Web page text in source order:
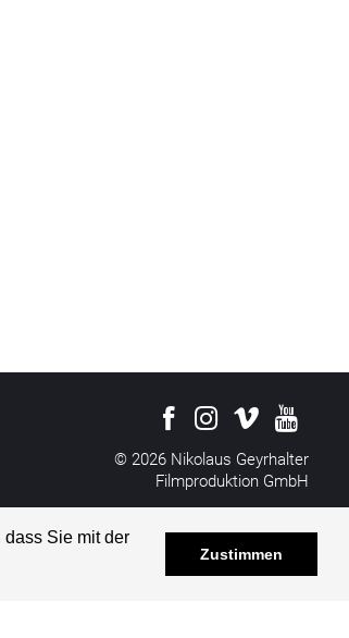
Sie mit der
Zustimmen
© 2026 Nikolaus Geyrhalter
Filmproduktion GmbH
Datenschutzerklärung